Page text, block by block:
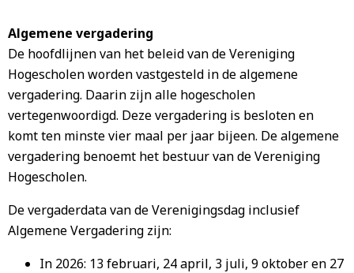
Algemene vergadering
De hoofdlijnen van het beleid van de Vereniging
Hogescholen worden vastgesteld in de algemene
vergadering. Daarin zijn alle hogescholen
vertegenwoordigd. Deze vergadering is besloten en
komt ten minste vier maal per jaar bijeen. De algemene
vergadering benoemt het bestuur van de Vereniging
Hogescholen.
De vergaderdata van de Verenigingsdag inclusief
Algemene Vergadering zijn:
In 2026: 13 februari, 24 april, 3 juli, 9 oktober en 27